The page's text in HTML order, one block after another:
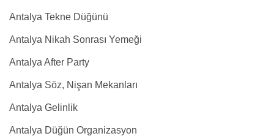
Antalya Tekne Düğünü
Antalya Nikah Sonrası Yemeği
Antalya After Party
Antalya Söz, Nişan Mekanları
Antalya Gelinlik
Antalya Düğün Organizasyon